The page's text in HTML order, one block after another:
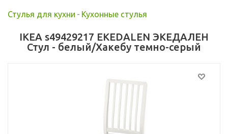
Стулья для кухни - Кухонные стулья
IKEA s49429217 EKEDALEN ЭКЕДАЛЕН
Стул - белый/Хакебу темно-серый